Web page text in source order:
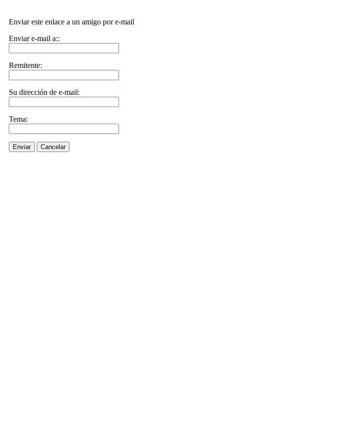
Enviar este enlace a un amigo por e-mail
Enviar e-mail a::
Remitente:
Su dirección de e-mail:
Tema:
Enviar Cancelar